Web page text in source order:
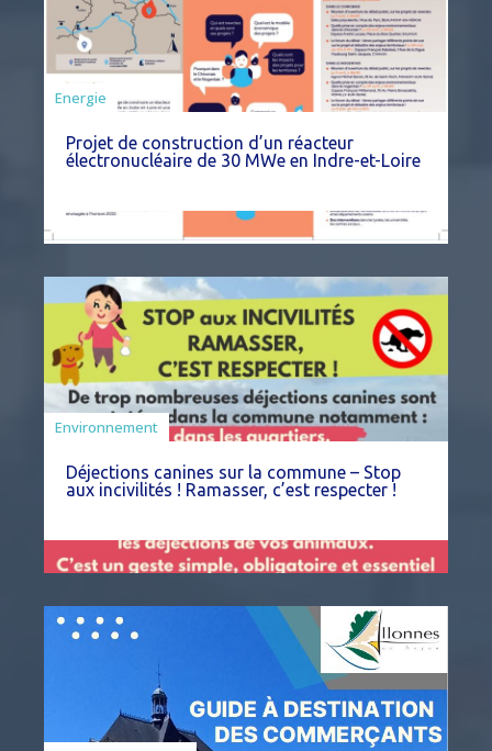
Energie
Projet de construction d’un réacteur
électronucléaire de 30 MWe en Indre-et-Loire
Environnement
Déjections canines sur la commune – Stop
aux incivilités ! Ramasser, c’est respecter !